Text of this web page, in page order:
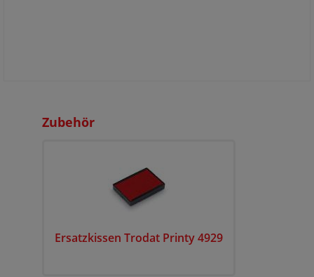
Zubehör
Ersatzkissen Trodat Printy 4929